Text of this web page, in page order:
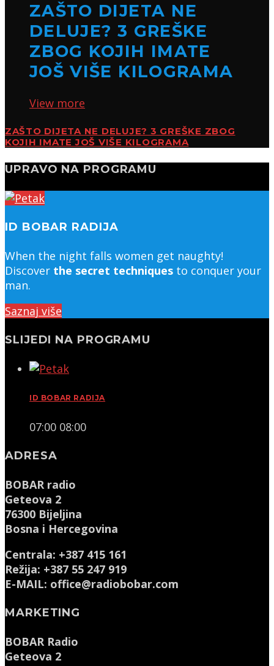
ZAŠTO DIJETA NE
DELUJE? 3 GREŠKE
ZBOG KOJIH IMATE
JOŠ VIŠE KILOGRAMA
View more
ZAŠTO DIJETA NE DELUJE? 3 GREŠKE ZBOG
KOJIH IMATE JOŠ VIŠE KILOGRAMA
UPRAVO NA PROGRAMU
ID BOBAR RADIJA
When the night falls women get naughty!
Discover the secret techniques to conquer your
man.
Saznaj više
SLIJEDI NA PROGRAMU
ID BOBAR RADIJA
07:00 08:00
ADRESA
BOBAR radio
Geteova 2
76300 Bijeljina
Bosna i Hercegovina
Centrala: +387 415 161
Režija: +387 55 247 919
E-MAIL: office@radiobobar.com
MARKETING
BOBAR Radio
Geteova 2